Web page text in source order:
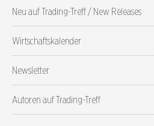
Neu auf Trading-Treff / New Releases
Wirtschaftskalender
Newsletter
Autoren auf Trading-Treff